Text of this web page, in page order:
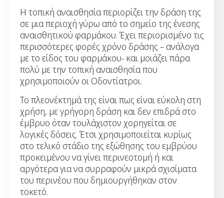
Η τοπική αναισθησία περιορίζει την δράση της
σε μια περιοχή γύρω από το σημείο της ένεσης
αναισθητικού φαρμάκου. Έχει περιορισμένο τις
περισσότερες φορές χρόνο δράσης – ανάλογα
με το είδος του φαρμάκου- και μοιάζει πάρα
πολύ με την τοπική αναισθησία που
χρησιμοποιούν οι Οδοντίατροι.
Το πλεονέκτημά της είναι πως είναι εύκολη στη
χρήση, με γρήγορη δράση και δεν επιδρά στο
έμβρυο όταν τουλάχιστον χορηγείται σε
λογικές δόσεις. Έτσι χρησιμοποιείται κυρίως
στο τελικό στάδιο της εξώθησης του εμβρύου
προκειμένου να γίνει περινεοτομή ή και
αργότερα για να συρραφούν μικρά σχισίματα
του περινέου που δημιουργήθηκαν στον
τοκετό.